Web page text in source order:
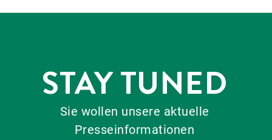
STAY TUNED
Sie wollen unsere aktuelle
Presseinformationen